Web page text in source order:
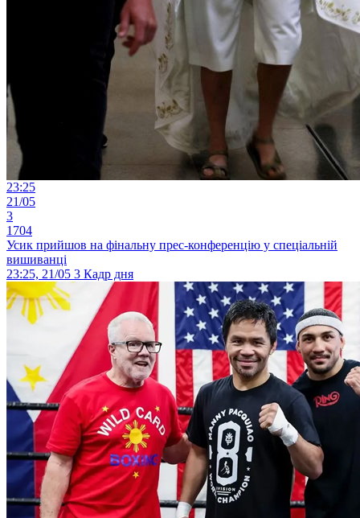
23:25
21/05
3
1704
Усик прийшов на фінальну прес-конференцію у спеціальній
вишиванці
23:25, 21/05 3 Кадр дня